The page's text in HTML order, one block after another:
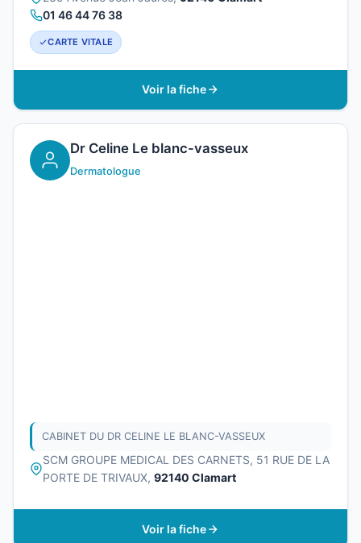
01 46 44 76 38
CARTE VITALE
Voir la fiche
Dr Celine Le blanc-vasseux
Dermatologue
CABINET DU DR CELINE LE BLANC-VASSEUX
SCM GROUPE MEDICAL DES CARNETS, 51 RUE DE LA
PORTE DE TRIVAUX, 92140 Clamart
Voir la fiche